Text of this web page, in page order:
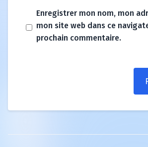
Enregistrer mon nom, mon
mon site web dans ce
prochain commentaire.